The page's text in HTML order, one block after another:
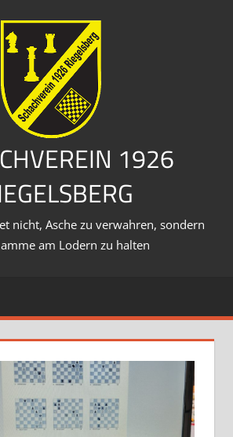
1926
nicht, Asche zu verwahren, sondern
am Lodern zu halten